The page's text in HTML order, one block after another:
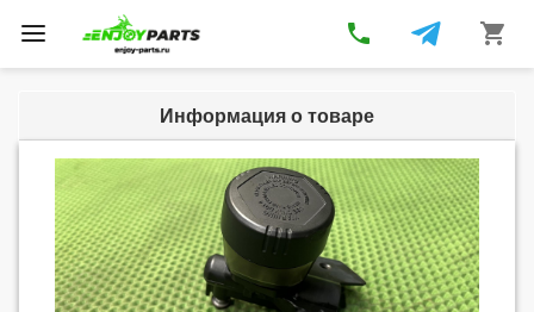
Toggle
navigation
phone shopping_cart
Информация о товаре